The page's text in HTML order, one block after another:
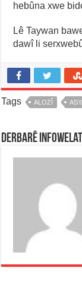
hebûna xwe
Lê Taywan
dawî li
Tags ALOZÎ
Derbarê